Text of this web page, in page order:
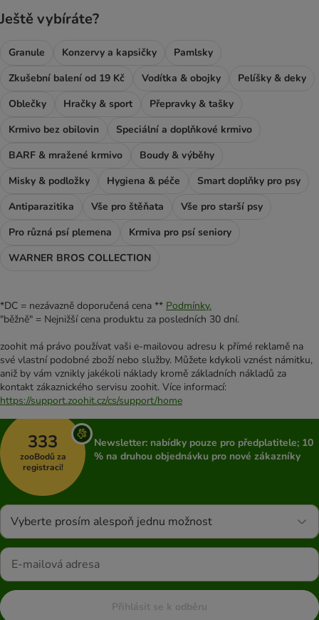
Ještě vybíráte?
Granule Konzervy a kapsičky
Pamlsky
Zkušební balení od 19 Kč
Vodítka & obojky
Pelíšky & deky
Oblečky
Hračky & sport
Přepravky & tašky
Krmivo bez obilovin
Speciální a doplňkové krmivo
BARF & mražené krmivo
Boudy & výběhy
Misky & podložky
Hygiena & péče
Smart doplňky pro psy
Antiparazitika
Vše pro štěňata
Vše pro starší psy
Pro různá psí plemena
Krmiva pro psí seniory
WARNER BROS COLLECTION
*DC = nezávazně doporučená cena ** Podmínky.
"běžně" = Nejnižší cena produktu za posledních 30 dní.
zoohit má právo používat vaši e-mailovou adresu k přímé reklamě na
své vlastní podobné zboží nebo služby. Můžete kdykoli vznést námitku,
aniž by vám vznikly jakékoli náklady kromě základních nákladů za
kontakt zákaznického servisu zoohit. Více informací:
https://support.zoohit.cz/cs/support/home
333
zooBodů za
registraci!
Newsletter: nabídky pouze pro předplatitele; 10
% na druhou objednávku pro nové zákazníky
Vyberte prosím alespoň jednu možnost
Přihlásit se k odběru